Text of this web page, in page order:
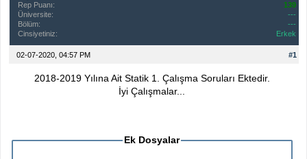
Rep Puanı:
139
Üniversite:
---
Bölüm:
---
Cinsiyetiniz:
Erkek
#1
02-07-2020, 04:57 PM
2018-2019 Yılına Ait Statik 1. Çalışma Soruları Ektedir.
İyi Çalışmalar...
Ek Dosyalar